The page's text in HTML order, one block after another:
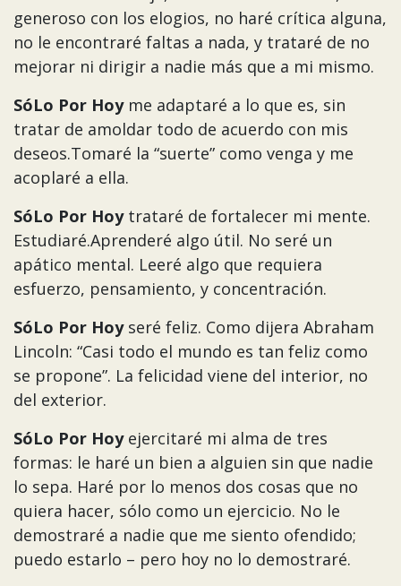
generoso con los elogios, no haré crítica alguna,
no le encontraré faltas a nada, y trataré de no
mejorar ni dirigir a nadie más que a mi mismo.
SóLo Por Hoy me adaptaré a lo que es, sin
tratar de amoldar todo de acuerdo con mis
deseos.Tomaré la “suerte” como venga y me
acoplaré a ella.
SóLo Por Hoy trataré de fortalecer mi mente.
Estudiaré.Aprenderé algo útil. No seré un
apático mental. Leeré algo que requiera
esfuerzo, pensamiento, y concentración.
SóLo Por Hoy seré feliz. Como dijera Abraham
Lincoln: “Casi todo el mundo es tan feliz como
se propone”. La felicidad viene del interior, no
del exterior.
SóLo Por Hoy ejercitaré mi alma de tres
formas: le haré un bien a alguien sin que nadie
lo sepa. Haré por lo menos dos cosas que no
quiera hacer, sólo como un ejercicio. No le
demostraré a nadie que me siento ofendido;
puedo estarlo – pero hoy no lo demostraré.